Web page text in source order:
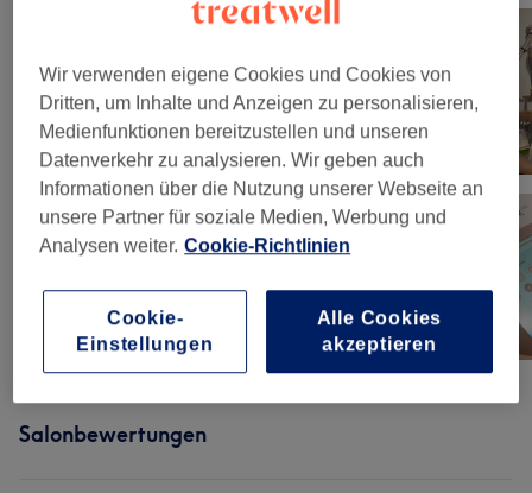
Salonbewertungen
Wir verwenden eigene Cookies und Cookies von
Dritten, um Inhalte und Anzeigen zu personalisieren,
Medienfunktionen bereitzustellen und unseren
Datenverkehr zu analysieren. Wir geben auch
Informationen über die Nutzung unserer Webseite an
unsere Partner für soziale Medien, Werbung und
Analysen weiter. Cookie-Richtlinien
Cookie-
Einstellungen
Alle Cookies
akzeptieren